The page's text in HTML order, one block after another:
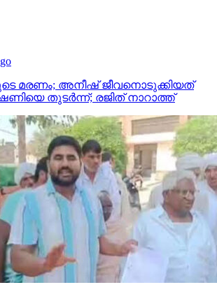
മരണം; അനീഷ് ജീവനൊടുക്കിയത്
തുടര്‍ന്ന്; രജിത് നാറാത്ത്